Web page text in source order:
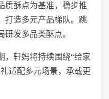
质酥点为基准，稳步推
打造多元产品梯队。跳
发多品类酥点。
，轩妈将持续围绕“给家
适配多元场景，承载更